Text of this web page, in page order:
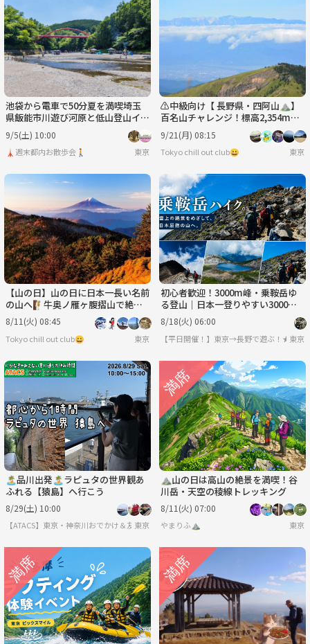
池袋から電車で50分夏を満喫埼玉
県飯能市川遊び河原と低山登山イベ
ント🚶
9/5(土) 10:00
🗼週末都内お散歩会🚶 東京
⚠️中級向け【 長野県・四阿山⛰】
百名山チャレンジ！標高2,354mの
絶景へ⭐️
9/21(月) 08:15
Tokyo chill out club😀 東京
【山の日】山の日に日本一長い名前
の山へ🧗牛奥ノ雁ヶ腹摺山で絶景
トレッキング
8/11(火) 08:45
Tokyo chill out club😀 東京
初心者歓迎！3000m峰・乗鞍岳ゆ
る登山｜日本一登りやすい3000m
級へ！（長野駅から車で4名まで乗
り合わせOK！）
8/18(火) 06:00
【平日開催！】東京→長野で遊ぶ！★ノ東京
🏝️品川出発🏝️ラピュタの世界観あ
ふれる【猿島】へ行こう
8/29(土) 10:00
【ATACS】東京・神奈川おでかけ＆友達づくり｜20代30代中心
東京
⛰️山の日は高山の絶景を満喫！谷
川岳・天空の稜線トレッキング
8/11(火) 07:00
やまりふ⛰️ 東京